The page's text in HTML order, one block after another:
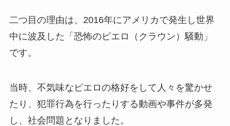
二つ目の理由は、2016年にアメリカで発生し世界
中に波及した「恐怖のピエロ（クラウン）騒動」
です。
当時、不気味なピエロの格好をして人々を驚かせ
たり、犯罪行為を行ったりする動画や事件が多発
し、社会問題となりました。